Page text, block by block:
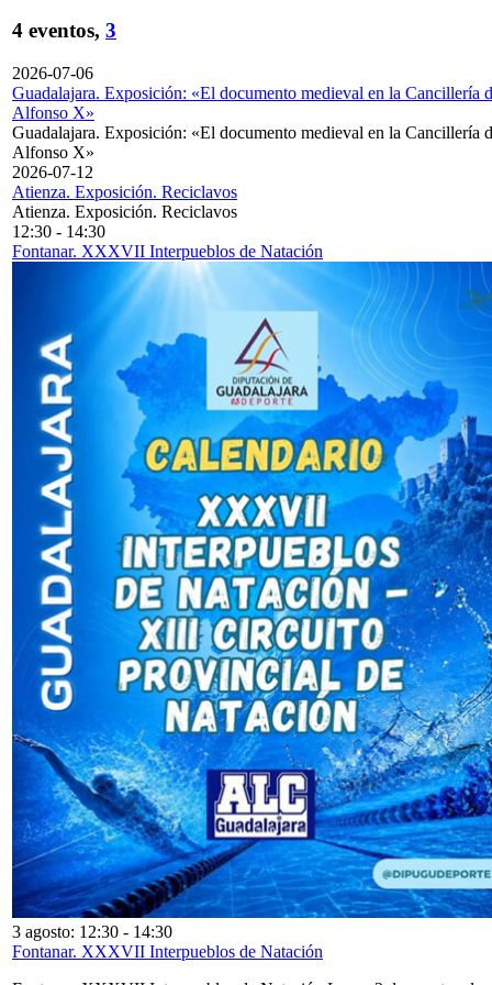
4 eventos, 3
2026-07-06
Guadalajara. Exposición: «El documento medieval en la Cancillería
Alfonso X»
Guadalajara. Exposición: «El documento medieval en la Cancillería
Alfonso X»
2026-07-12
Atienza. Exposición. Reciclavos
Atienza. Exposición. Reciclavos
12:30 - 14:30
Fontanar. XXXVII Interpueblos de Natación
3 agosto: 12:30 - 14:30
Fontanar. XXXVII Interpueblos de Natación